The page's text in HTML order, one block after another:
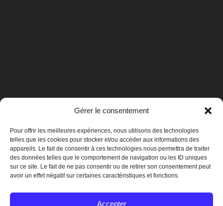
Gérer le consentement
Pour offrir les meilleures expériences, nous utilisons des technologies
telles que les cookies pour stocker et/ou accéder aux informations des
appareils. Le fait de consentir à ces technologies nous permettra de traiter
des données telles que le comportement de navigation ou les ID uniques
sur ce site. Le fait de ne pas consentir ou de retirer son consentement peut
avoir un effet négatif sur certaines caractéristiques et fonctions.
Accepter
Mentions légales